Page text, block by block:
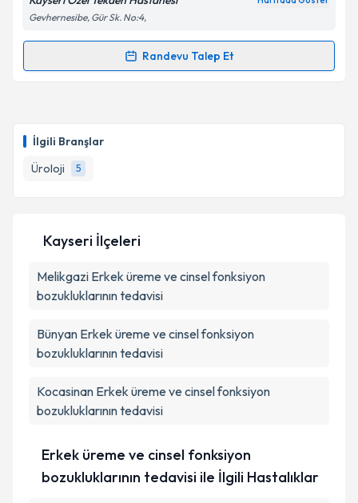
İlgili Branşlar
Üroloji
5
Kişisel verilerimin işlenmesine ilişkin
Metni'ni okudum ve kişisel verilerimin belirtilen
kapsamda işlenmesini kabul ediyorum.
Gevhernesibe, Gür Sk. No:4,
Randevu Talep Et
Randevu Takvimi Talebi
takvim hazırlandığında e-posta ile bilgilendireceğiz.
E-posta Adresiniz
Metni'ni okudum ve kişisel verilerimin belirtilen
kapsamda işlenmesini kabul ediyorum.
Takvim Talebini Gönder
Kayseri İlçeleri
Melikgazi Erkek üreme ve cinsel fonksiyon
bozukluklarının tedavisi
Bünyan Erkek üreme ve cinsel fonksiyon
bozukluklarının tedavisi
Kocasinan Erkek üreme ve cinsel fonksiyon
bozukluklarının tedavisi
Erkek üreme ve cinsel fonksiyon
bozukluklarının tedavisi ile İlgili Hastalıklar